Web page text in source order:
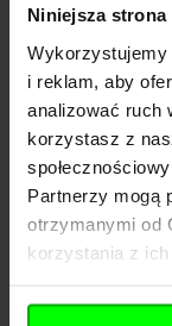
Niniejsza
Wykorzystujemy
i reklam, aby
analizować ruch
korzystasz z
Partnerzy mogą
otrzymanymi od
korzystania z ich
Monokular
489,00 zł
Brak w